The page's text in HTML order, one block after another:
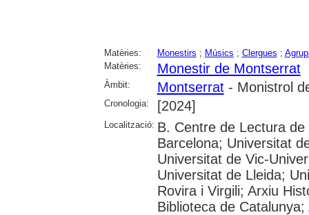
Matèries: Monestirs ; Músics ; Clergues ;
Matèries:
Monestir de Montserrat
Àmbit: Montserrat- Monistrol
Cronologia: [2024]
Localització: B. Centre de Lectura
Barcelona; Universitat
Universitat de Vic-
Universitat de Lleida;
Rovira i Virgili; Arxiu
Biblioteca de